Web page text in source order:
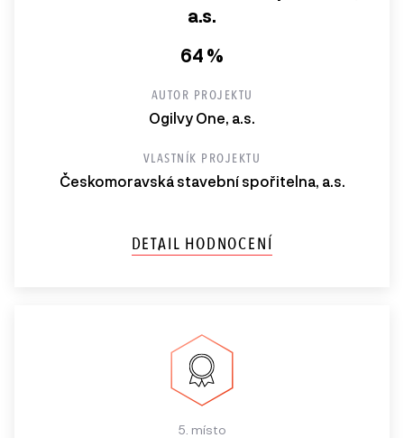
a.s.
64 %
AUTOR PROJEKTU
Ogilvy One, a.s.
VLASTNÍK PROJEKTU
Českomoravská stavební spořitelna, a.s.
DETAIL HODNOCENÍ
5. místo